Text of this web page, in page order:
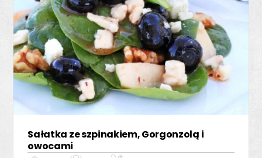
Sałatka ze szpinakiem, Gorgonzolą i
owocami